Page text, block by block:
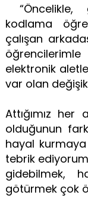
“Öncelikle,
kodlama
çalışan
elektronik
var olan
Attığımız
olduğunun
hayal
tebrik
gidebilmek,
götürmek çok